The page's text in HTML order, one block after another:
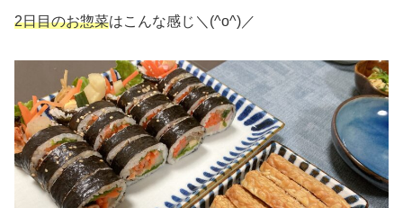
2日目のお惣菜はこんな感じ＼(^o^)／